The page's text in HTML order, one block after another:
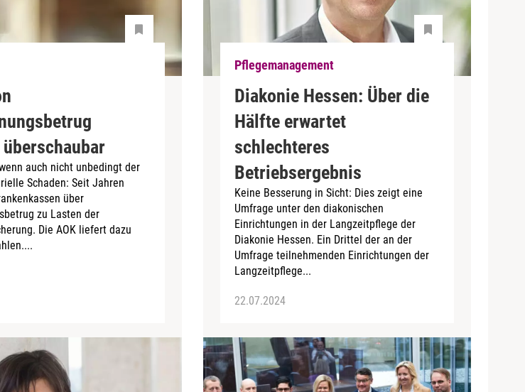
auch nicht unbedingt der
Schaden: Seit Jahren
über
zu Lasten der
Die AOK liefert dazu
Pflegemanagement
Diakonie Hessen: Über die
Hälfte erwartet
schlechteres
Betriebsergebnis
Keine Besserung in Sicht: Dies zeigt eine
Umfrage unter den diakonischen
Einrichtungen in der Langzeitpflege der
Diakonie Hessen. Ein Drittel der an der
Umfrage teilnehmenden Einrichtungen der
Langzeitpflege...
22.07.2024